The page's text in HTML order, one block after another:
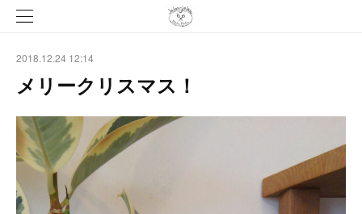
2018.12.24 12:14
メリークリスマス！